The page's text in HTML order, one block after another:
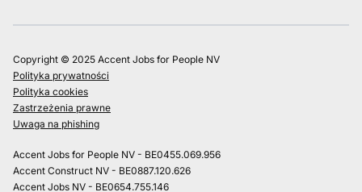
Copyright © 2025 Accent Jobs for People NV
Polityka prywatności
Polityka cookies
Zastrzeżenia prawne
Uwaga na phishing
Accent Jobs for People NV - BE0455.069.956
Accent Construct NV - BE0887.120.626
Accent Jobs NV - BE0654.755.146